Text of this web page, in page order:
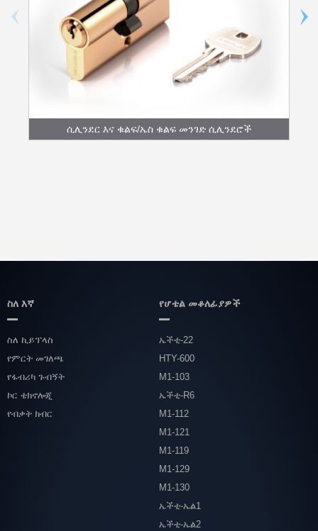
ሲሊንደር እና ቁልፍ/ኤስ ቁልፍ መንገድ ሲሊንደሮች
ስለ እኛ
ስለ ኪይፕላስ
የምርት መገለጫ
የፋብሪካ ጉብኝት
ኮር ቴክኖሎጂ
የብቃት ክብር
የሆቴል መቆለፊያዎች
ኤችቲ-22
HTY-600
M1-103
ኤችቲ-R6
M1-112
M1-121
M1-119
M1-129
M1-130
ኤችቲ-ኤል1
ኤችቲ-ኤል2